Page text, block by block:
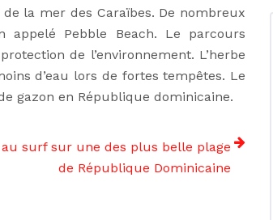
la mer des Caraïbes. De nombreux
Pebble Beach. Le parcours
de l’environnement. L’herbe
d’eau lors de fortes tempêtes. Le
gazon en République dominicaine.
surf sur une des plus belle plage
de République Dominicaine